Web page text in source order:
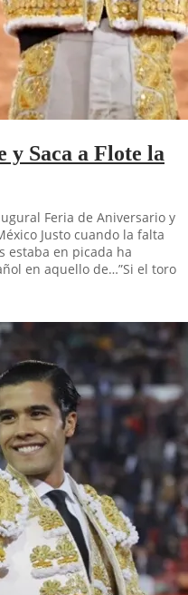
y Saca a Flote la
Feria de Aniversario y
Justo cuando la falta
estaba en picada ha
en aquello de…”Si el toro